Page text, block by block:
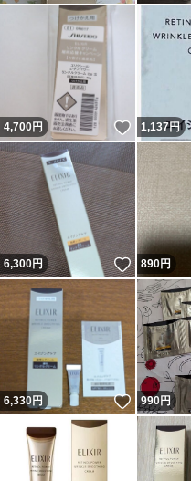
4,700円 いいね！
1,137円
6,300円 いいね！
890円
6,330円 いいね！
990円